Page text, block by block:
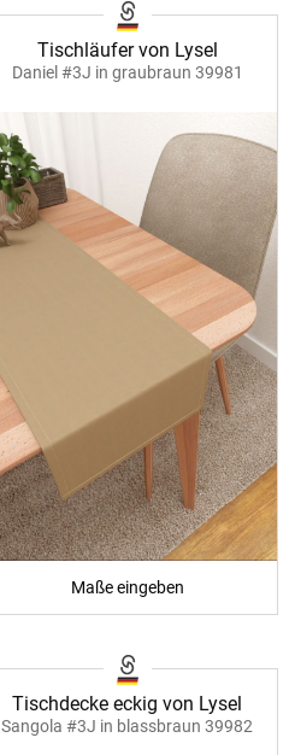
Tischläufer von Lysel
Daniel #3J in graubraun 39981
Maße eingeben
Tischdecke eckig von Lysel
Sangola #3J in blassbraun 39982